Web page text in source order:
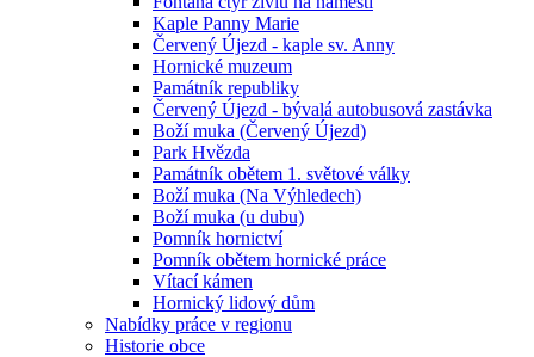
Kaple Panny Marie
Červený Újezd - kaple sv. Anny
Hornické muzeum
Památník republiky
Červený Újezd - bývalá autobusová zastávka
Boží muka (Červený Újezd)
Park Hvězda
Památník obětem 1. světové války
Boží muka (Na Výhledech)
Boží muka (u dubu)
Pomník hornictví
Pomník obětem hornické práce
Vítací kámen
Hornický lidový dům
Nabídky práce v regionu
Historie obce